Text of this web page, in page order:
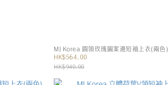
MJ Korea 圓領玫瑰圖案邊短袖上衣(兩色)
HK$564.00
HK$940.00